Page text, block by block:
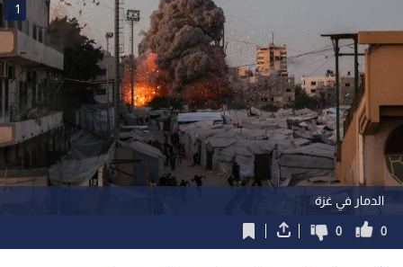
الدمار في غزة
1
0
0